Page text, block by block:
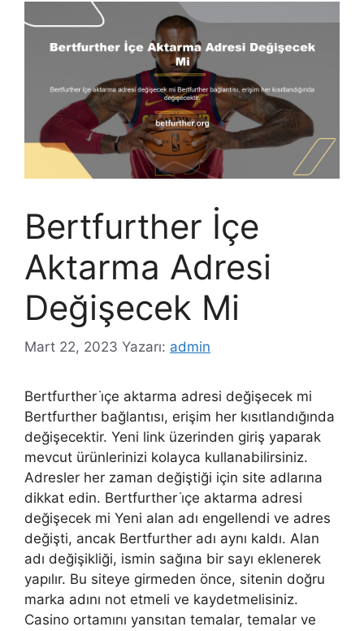
Bertfurther İçe
Aktarma Adresi
Değişecek Mi
Mart 22, 2023 Yazarı: admin
Bertfurther i̇çe aktarma adresi değişecek mi
Bertfurther bağlantısı, erişim her kısıtlandığında
değişecektir. Yeni link üzerinden giriş yaparak
mevcut ürünlerinizi kolayca kullanabilirsiniz.
Adresler her zaman değiştiği için site adlarına
dikkat edin. Bertfurther i̇çe aktarma adresi
değişecek mi Yeni alan adı engellendi ve adres
değişti, ancak Bertfurther adı aynı kaldı. Alan
adı değişikliği, ismin sağına bir sayı eklenerek
yapılır. Bu siteye girmeden önce, sitenin doğru
marka adını not etmeli ve kaydetmelisiniz.
Casino ortamını yansıtan temalar, temalar ve